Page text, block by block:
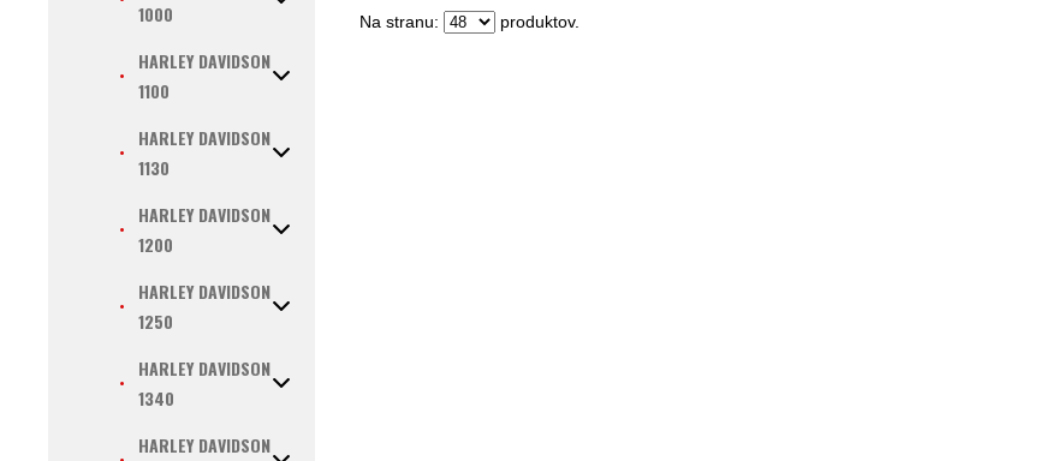
1000
HARLEY DAVIDSON
1100
HARLEY DAVIDSON
1130
HARLEY DAVIDSON
1200
HARLEY DAVIDSON
1250
HARLEY DAVIDSON
1340
HARLEY DAVIDSON
Na stranu: produktov.